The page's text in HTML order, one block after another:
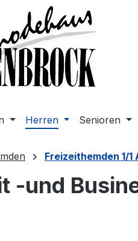
springen
Herren Senioren
Freizeithemden 1/1
-und